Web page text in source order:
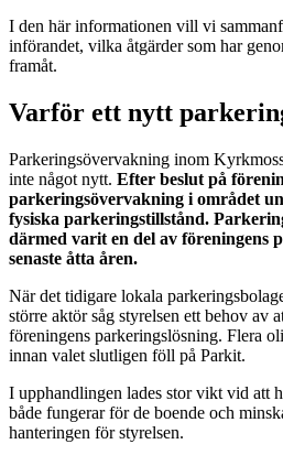
I den här informationen vill vi
införandet, vilka åtgärder som har
framåt.
Varför ett nytt
Parkeringsövervakning inom
inte något nytt. Efter beslut på
parkeringsövervakning i området
fysiska parkeringstillstånd.
därmed varit en del av föreningens
senaste åtta åren.
När det tidigare lokala
större aktör såg styrelsen ett behov av
föreningens parkeringslösning. Flera
innan valet slutligen föll på Parkit.
I upphandlingen lades stor vikt vid att
både fungerar för de boende och
hanteringen för styrelsen.